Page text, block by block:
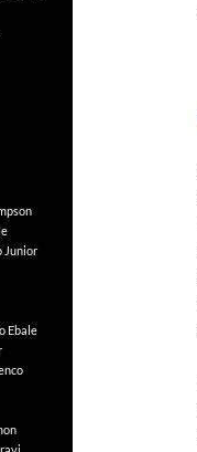
Junior
Ebale